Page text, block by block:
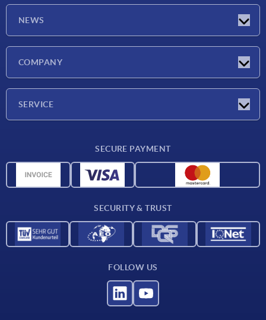
NEWS
COMPANY
SERVICE
CAD data
SECURE PAYMENT
SECURITY & TRUST
FOLLOW US